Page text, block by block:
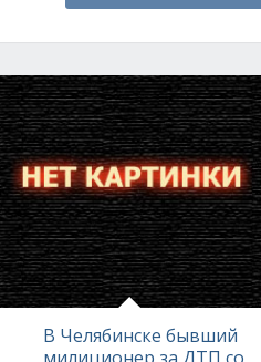
В Челябинске бывший